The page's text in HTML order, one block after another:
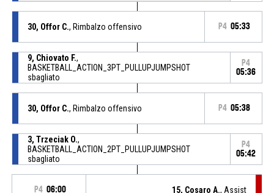
30, Offor C., Rimbalzo offensivo P4 05:33
9, Chiovato F.,
BASKETBALL_ACTION_3PT_PULLUPJUMPSHOT
sbagliato
P4
05:36
30, Offor C., Rimbalzo offensivo P4 05:38
3, Trzeciak O.,
BASKETBALL_ACTION_2PT_PULLUPJUMPSHOT
sbagliato
P4
05:42
P4 06:00 15, Cosaro A., Assist